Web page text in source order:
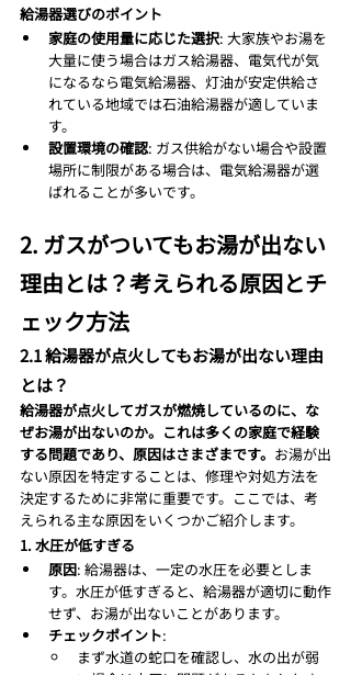
給湯器選びのポイント
家庭の使用量に応じた選択: 大家族やお湯を
大量に使う場合はガス給湯器、電気代が気
になるなら電気給湯器、灯油が安定供給さ
れている地域では石油給湯器が適していま
す。
設置環境の確認: ガス供給がない場合や設置
場所に制限がある場合は、電気給湯器が選
ばれることが多いです。
2. ガスがついてもお湯が出ない
理由とは？考えられる原因とチ
ェック方法
2.1 給湯器が点火してもお湯が出ない理由
とは？
給湯器が点火してガスが燃焼しているのに、な
ぜお湯が出ないのか。これは多くの家庭で経験
する問題であり、原因はさまざまです。 お湯が出
ない原因を特定することは、修理や対処方法を
決定するために非常に重要です。ここでは、考
えられる主な原因をいくつかご紹介します。
1. 水圧が低すぎる
原因: 給湯器は、一定の水圧を必要としま
す。水圧が低すぎると、給湯器が適切に動作
せず、お湯が出ないことがあります。
チェックポイント:
まず水道の蛇口を確認し、水の出が弱